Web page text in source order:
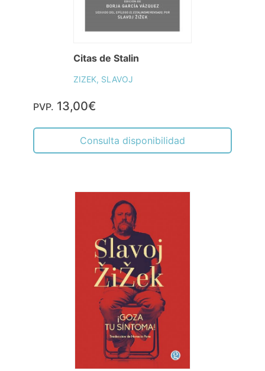
Citas de Stalin
ZIZEK, SLAVOJ
PVP. 13,00€
Consulta disponibilidad